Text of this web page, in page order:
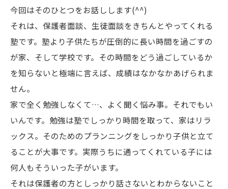
今回はそのひとつをお話しします(^^)
それは、保護者面談、生徒面談をきちんとやってくれる
塾です。塾より子供たちが圧倒的に長い時間を過ごすの
が家、そして学校です。その時間をどう過ごしているか
を知らないと極端に言えば、成績はなかなかあげられま
せん。
家で全く勉強しなくて…、よく聞く悩み事。それでもい
いんです。勉強は塾でしっかり時間を取って、家はリラ
ックス。そのためのプランニングをしっかり子供と立て
ることが大事です。実際うちに通ってくれている子には
何人もそういった子がいます。
それは保護者の方としっかり話さないとわからないこと